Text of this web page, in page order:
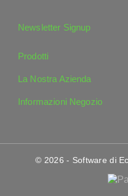
Newsletter Signup
Prodotti
La Nostra Azienda
Informazioni Negozio
© 2026 - Software di